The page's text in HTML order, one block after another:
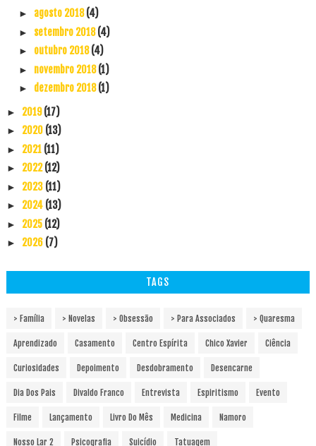
► agosto 2018(4)
► setembro 2018(4)
► outubro 2018(4)
► novembro 2018(1)
► dezembro 2018(1)
► 2019(17)
► 2020 (13)
► 2021 (11)
► 2022(12)
► 2023 (11)
► 2024 (13)
► 2025 (12)
► 2026 (7)
TAGS
> Família > Novelas > Obsessão > Para Associados > Quaresma
Aprendizado Casamento Centro Espírita Chico Xavier Ciência
Curiosidades Depoimento Desdobramento Desencarne
Dia Dos Pais Divaldo Franco Entrevista Espiritismo Evento
Filme Lançamento Livro Do Mês Medicina Namoro
Nosso Lar 2 Psicografia Suicídio Tatuagem